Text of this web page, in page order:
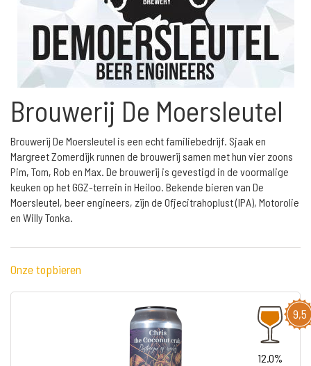
Brouwerij De Moersleutel
Brouwerij De Moersleutel is een echt familiebedrijf. Sjaak en
Margreet Zomerdijk runnen de brouwerij samen met hun vier zoons
Pim, Tom, Rob en Max. De brouwerij is gevestigd in de voormalige
keuken op het GGZ-terrein in Heiloo. Bekende bieren van De
Moersleutel, beer engineers, zijn de Ofjecitrahoplust (IPA), Motorolie
en Willy Tonka.
Onze topbieren
9,5
12.0%